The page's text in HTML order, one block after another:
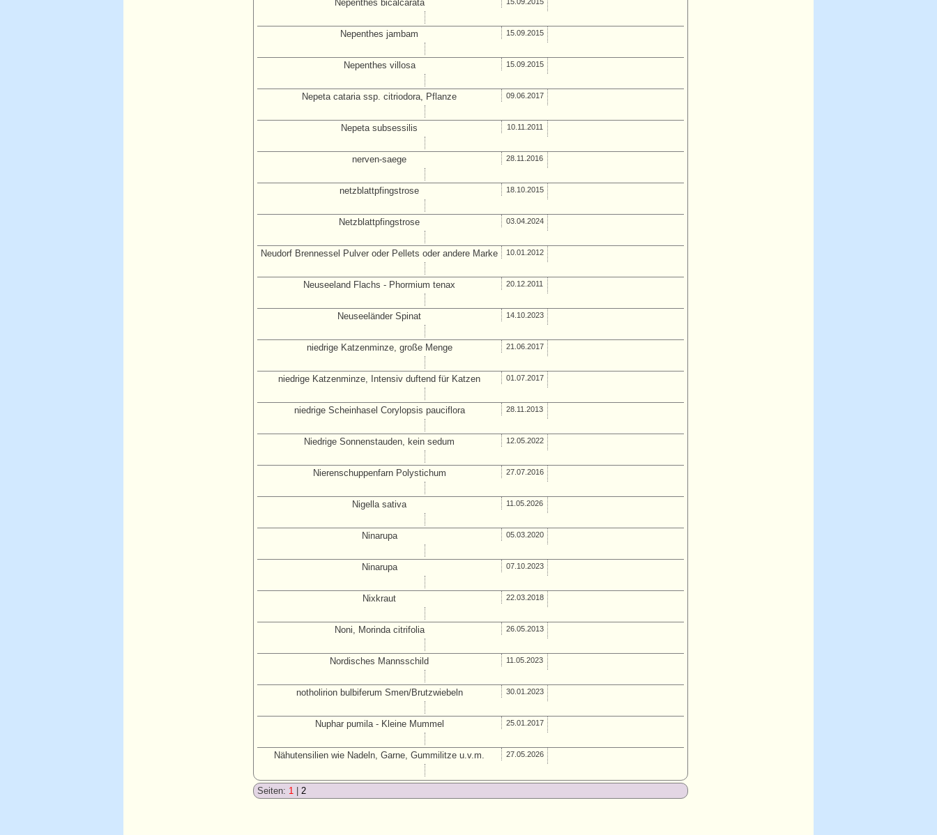
Nepenthes bicalcarata
Nepenthes jambam 15.09.2015
Nepenthes villosa 15.09.2015
Nepeta cataria ssp. citriodora, Pflanze 09.06.2017
Nepeta subsessilis 10.11.2011
nerven-saege 28.11.2016
netzblattpfingstrose 18.10.2015
Netzblattpfingstrose 03.04.2024
Neudorf Brennessel Pulver oder Pellets oder andere Marke 10.01.2012
Neuseeland Flachs - Phormium tenax 20.12.2011
Neuseeländer Spinat 14.10.2023
niedrige Katzenminze, große Menge 21.06.2017
niedrige Katzenminze, Intensiv duftend für Katzen 01.07.2017
niedrige Scheinhasel Corylopsis pauciflora 28.11.2013
Niedrige Sonnenstauden, kein sedum 12.05.2022
Nierenschuppenfarn Polystichum 27.07.2016
Nigella sativa 11.05.2026
Ninarupa 05.03.2020
Ninarupa 07.10.2023
Nixkraut 22.03.2018
Noni, Morinda citrifolia 26.05.2013
Nordisches Mannsschild 11.05.2023
notholirion bulbiferum Smen/Brutzwiebeln 30.01.2023
Nuphar pumila - Kleine Mummel 25.01.2017
Nähutensilien wie Nadeln, Garne, Gummilitze u.v.m. 27.05.2026
Seiten: 1 2